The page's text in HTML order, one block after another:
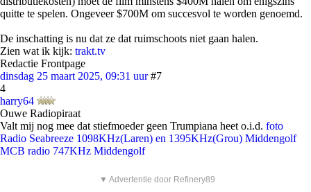
quitte te spelen. Ongeveer $700M om succesvol te worden genoemd.
De inschatting is nu dat ze dat ruimschoots niet gaan halen.
Zien wat ik kijk: trakt.tv
Redactie Frontpage
dinsdag 25 maart 2025, 09:31 uur #7
4
harry64
Ouwe Radiopiraat
Valt mij nog mee dat stiefmoeder geen Trumpiana heet o.i.d. foto
Radio Seabreeze 1098KHz(Laren) en 1395KHz(Grou) Middengolf
MCB radio 747KHz Middengolf
▼ Advertentie door Refinery89